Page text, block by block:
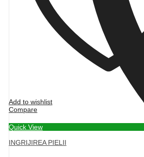
Add to wishlist
Compare
Quick View
INGRIJIREA PIELII